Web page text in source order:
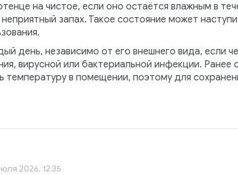
на чистое, если оно остаётся влажным в
запах. Такое состояние может
день, независимо от его внешнего вида, если
вирусной или бактериальной инфекции.
в помещении, поэтому для
2026, 12:35